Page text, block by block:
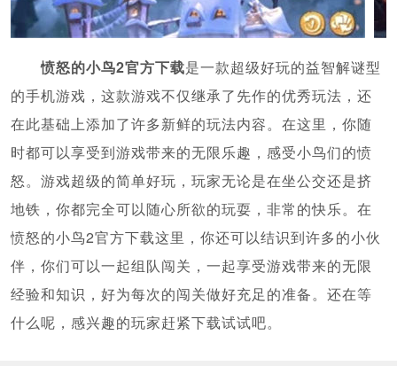
愤怒的小鸟2官方下载是一款超级好玩的益智解谜型
的手机游戏，这款游戏不仅继承了先作的优秀玩法，还
在此基础上添加了许多新鲜的玩法内容。在这里，你随
时都可以享受到游戏带来的无限乐趣，感受小鸟们的愤
怒。游戏超级的简单好玩，玩家无论是在坐公交还是挤
地铁，你都完全可以随心所欲的玩耍，非常的快乐。在
愤怒的小鸟2官方下载这里，你还可以结识到许多的小伙
伴，你们可以一起组队闯关，一起享受游戏带来的无限
经验和知识，好为每次的闯关做好充足的准备。还在等
什么呢，感兴趣的玩家赶紧下载试试吧。